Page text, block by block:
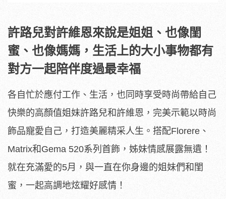
許路兒對許維恩來說是姐姐、也像閨
蜜、也像媽媽，生活上的大小事物都有
對方一起陪伴度過最幸福
各自忙於應付工作、生活，也同時享受時尚帶給自己
快樂的高顏值姐妹許路兒和許維恩，完美示範以時尚
飾品寵愛自己，打造美麗精采人生。搭配Florere、
Matrix和Gema 520系列首飾，姊妹情感展露無遺！
就在充滿愛的5月，與一直在你身邊的姐妹們和閨
蜜，一起高調地炫耀好感情！